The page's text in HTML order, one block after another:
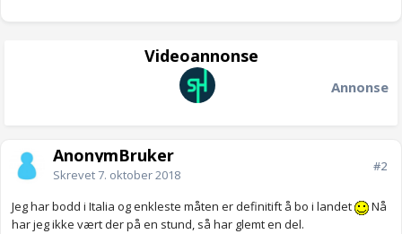
Videoannonse
Annonse
AnonymBruker
Skrevet7. oktober 2018
#2
Jeg har bodd i Italia og enkleste måten er definitift å bo i landet
Nå
har jeg ikke vært der på en stund, så har glemt en del.